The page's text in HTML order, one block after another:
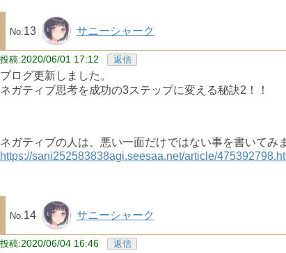
13 サニーシャーク
2020/06/01 17:12 返信
ブログ更新しました。
ネガティブ思考を成功の3ステップに変える秘訣2！！
ネガティブの人は、悪い一面だけではない事を書いてみ
https://sani252583838agi.seesaa.net/article/
14 サニーシャーク
2020/06/04 16:46 返信